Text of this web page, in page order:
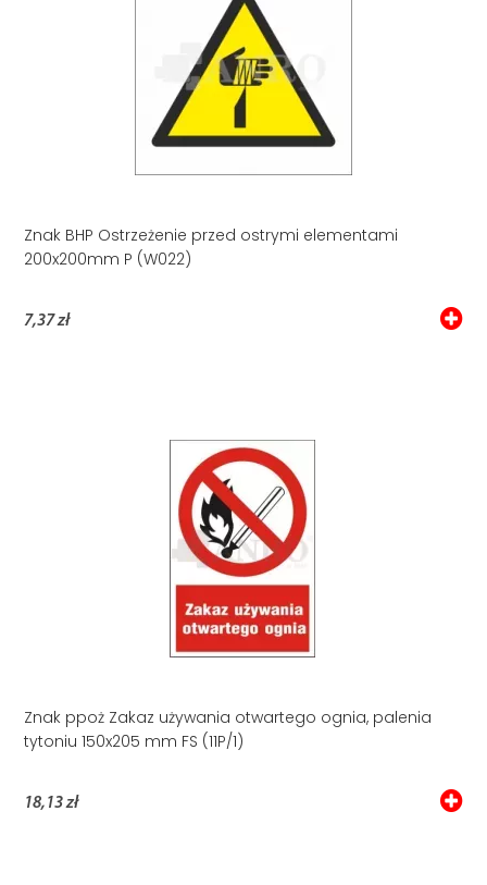
Znak BHP Ostrzeżenie przed ostrymi elementami
200x200mm P (W022)
7,37 zł
Znak ppoż Zakaz używania otwartego ognia, palenia
tytoniu 150x205 mm FS (11P/1)
18,13 zł